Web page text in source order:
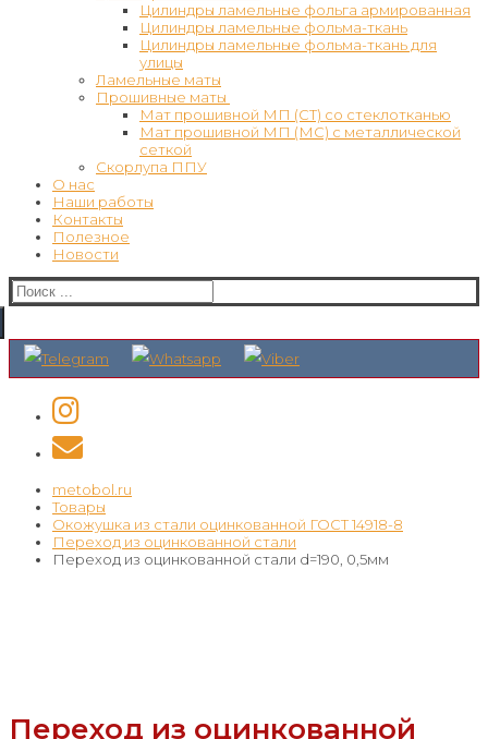
Цилиндры ламельные фольга армированная
Цилиндры ламельные фольма-ткань
Цилиндры ламельные фольма-ткань для
улицы
Ламельные маты
Прошивные маты
Мат прошивной МП (СТ) со стеклотканью
Мат прошивной МП (МС) с металлической
сеткой
Скорлупа ППУ
О нас
Наши работы
Контакты
Полезное
Новости
Искать:
metobol.ru
Товары
Окожушка из стали оцинкованной ГОСТ 14918-8
Переход из оцинкованной стали
Переход из оцинкованной стали d=190, 0,5мм
Переход из оцинкованной